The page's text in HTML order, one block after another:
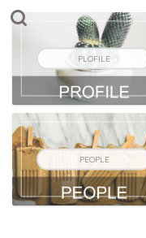
PLOFILE
PEOPLE